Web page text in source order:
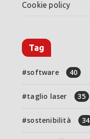
Cookie policy
Tag
software 40
taglio laser 35
sostenibilità 34